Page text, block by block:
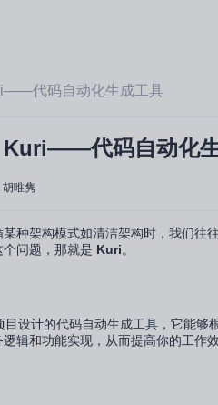
代码自动化生成工具
Kuri——代码自动化
胡唯隽
种架构模式如清洁架构时，我们往
问题，那就是 Kuri。
目设计的代码自动生成工具，它能
辑和功能实现，从而提高你的工作效